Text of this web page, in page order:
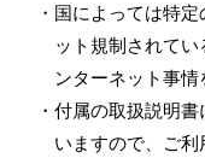
国によっては特
ット規制されて
ンターネット事情
付属の取扱説明
いますので、ご